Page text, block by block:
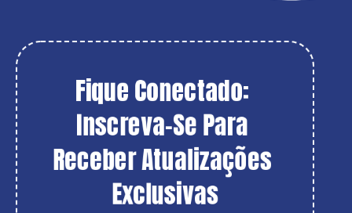
Fique Conectado:
Inscreva-Se Para
Receber Atualizações
Exclusivas